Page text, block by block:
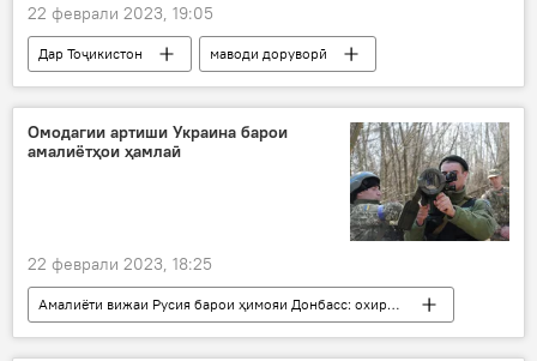
22 феврали 2023, 19:05
Дар Тоҷикистон
маводи доруворӣ
истеҳсол
Вазорати тандурустӣ
тиббӣ
Омодагии артиши Украина барои
амалиётҳои ҳамлаӣ
22 феврали 2023, 18:25
Амалиёти вижаи Русия барои ҳимояи Донбасс: охирин хабарҳо
Донбасс
Украина
ҷанг